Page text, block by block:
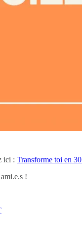
ici : Transforme toi en
!